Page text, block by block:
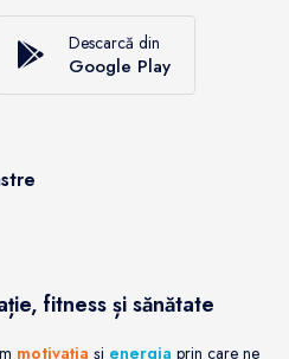
Descarcă din
Google Play
fitness și sănătate
motivația și energia prin care ne